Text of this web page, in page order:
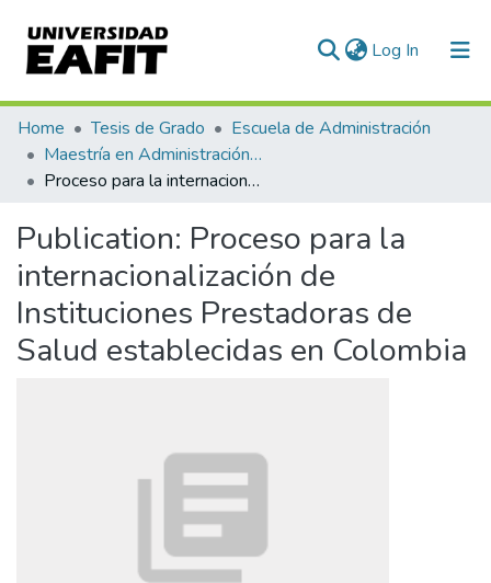
Log In (current)
Communities & Collections
All of DSpace
Home Tesis de Grado
Escuela de Administración
Maestría en Administración - MBA (tesis)
Proceso para la internacionalización de Instituciones Prestadoras de Salud establecidas en Colombia
Publication: Proceso para la
internacionalización de
Instituciones Prestadoras de
Salud establecidas en Colombia